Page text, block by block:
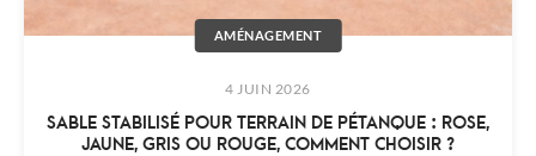
AMÉNAGEMENT
4 JUIN 2026
SABLE STABILISÉ POUR TERRAIN DE PÉTANQUE : ROSE,
JAUNE, GRIS OU ROUGE, COMMENT CHOISIR ?